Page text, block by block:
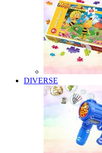
DIVERSE